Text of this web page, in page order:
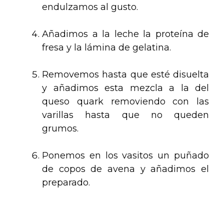
endulzamos al gusto.
Añadimos a la leche la proteína de
fresa y la lámina de gelatina.
Removemos hasta que esté disuelta
y añadimos esta mezcla a la del
queso quark removiendo con las
varillas hasta que no queden
grumos.
Ponemos en los vasitos un puñado
de copos de avena y añadimos el
preparado.